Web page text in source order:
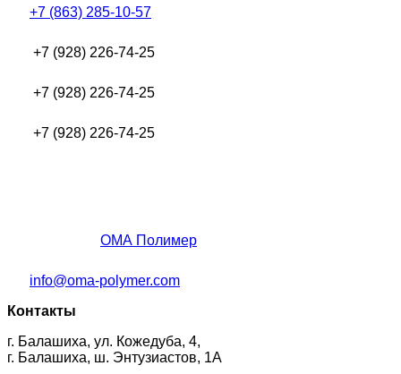
+7 (863) 285-10-57
+7 (928) 226-74-25
+7 (928) 226-74-25
+7 (928) 226-74-25
ОМА Полимер
info@oma-polymer.com
Контакты
г. Балашиха, ул. Кожедуба, 4,
г. Балашиха, ш. Энтузиастов, 1А